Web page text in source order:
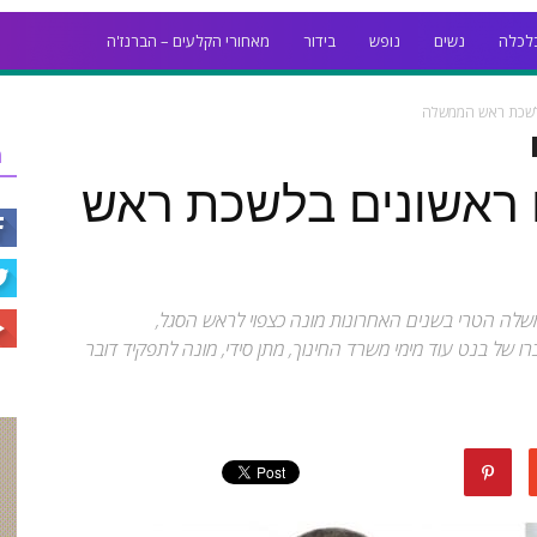
נשים נופש בידור מאחורי הקלעים – הברנז'ה
ראש הממשלה
ראשונים בלשכת ראש
הטרי בשנים האחרונות מונה כצפוי לראש הסגל,
של בנט עוד מימי משרד החינוך, מתן סידי, מונה לתפקיד דובר